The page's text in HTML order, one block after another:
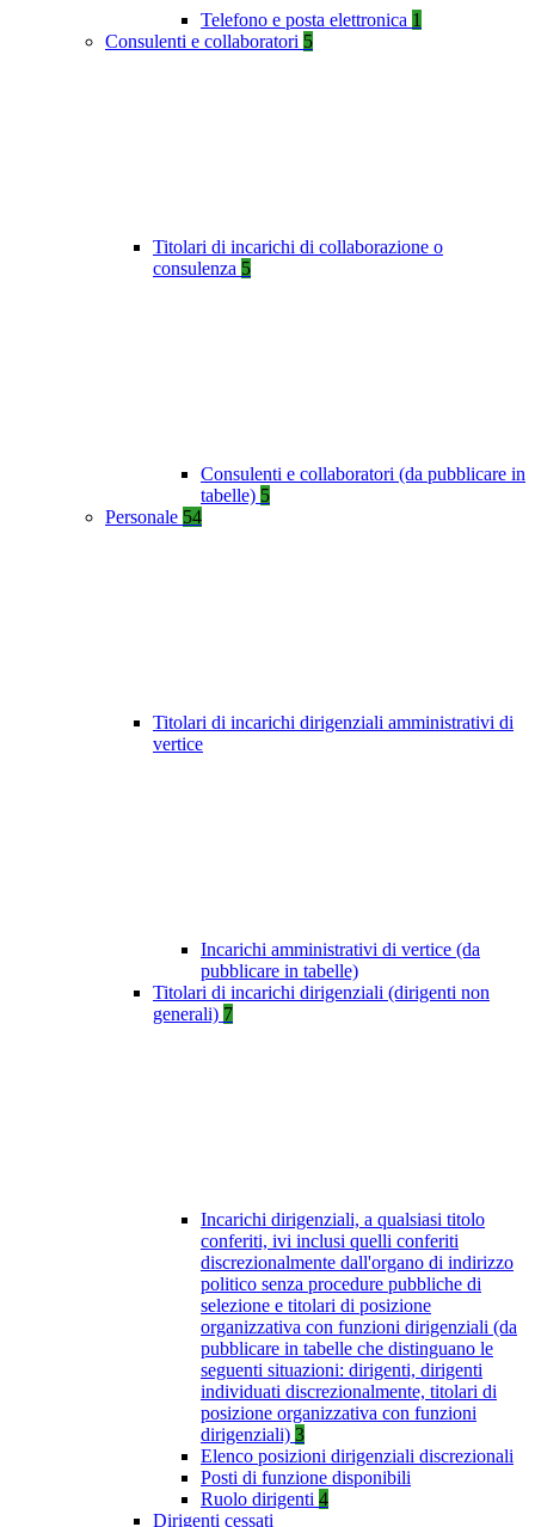
Telefono e posta elettronica 1
Consulenti e collaboratori 5
Titolari di incarichi di collaborazione o
consulenza 5
Consulenti e collaboratori (da pubblicare in
tabelle) 5
Personale 54
Titolari di incarichi dirigenziali amministrativi di
vertice
Incarichi amministrativi di vertice (da
pubblicare in tabelle)
Titolari di incarichi dirigenziali (dirigenti non
generali) 7
Incarichi dirigenziali, a qualsiasi titolo
conferiti, ivi inclusi quelli conferiti
discrezionalmente dall'organo di indirizzo
politico senza procedure pubbliche di
selezione e titolari di posizione
organizzativa con funzioni dirigenziali (da
pubblicare in tabelle che distinguano le
seguenti situazioni: dirigenti, dirigenti
individuati discrezionalmente, titolari di
posizione organizzativa con funzioni
dirigenziali) 3
Elenco posizioni dirigenziali discrezionali
Posti di funzione disponibili
Ruolo dirigenti 4
Dirigenti cessati